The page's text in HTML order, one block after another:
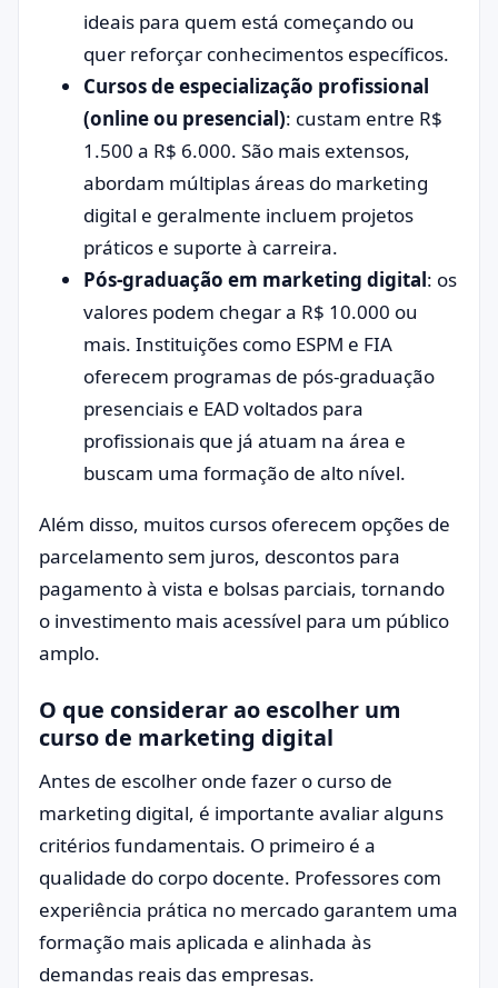
ideais para quem está começando ou
quer reforçar conhecimentos específicos.
Cursos de especialização profissional
(online ou presencial): custam entre R$
1.500 a R$ 6.000. São mais extensos,
abordam múltiplas áreas do marketing
digital e geralmente incluem projetos
práticos e suporte à carreira.
Pós-graduação em marketing digital: os
valores podem chegar a R$ 10.000 ou
mais. Instituições como ESPM e FIA
oferecem programas de pós-graduação
presenciais e EAD voltados para
profissionais que já atuam na área e
buscam uma formação de alto nível.
Além disso, muitos cursos oferecem opções de
parcelamento sem juros, descontos para
pagamento à vista e bolsas parciais, tornando
o investimento mais acessível para um público
amplo.
O que considerar ao escolher um
curso de marketing digital
Antes de escolher onde fazer o curso de
marketing digital, é importante avaliar alguns
critérios fundamentais. O primeiro é a
qualidade do corpo docente. Professores com
experiência prática no mercado garantem uma
formação mais aplicada e alinhada às
demandas reais das empresas.